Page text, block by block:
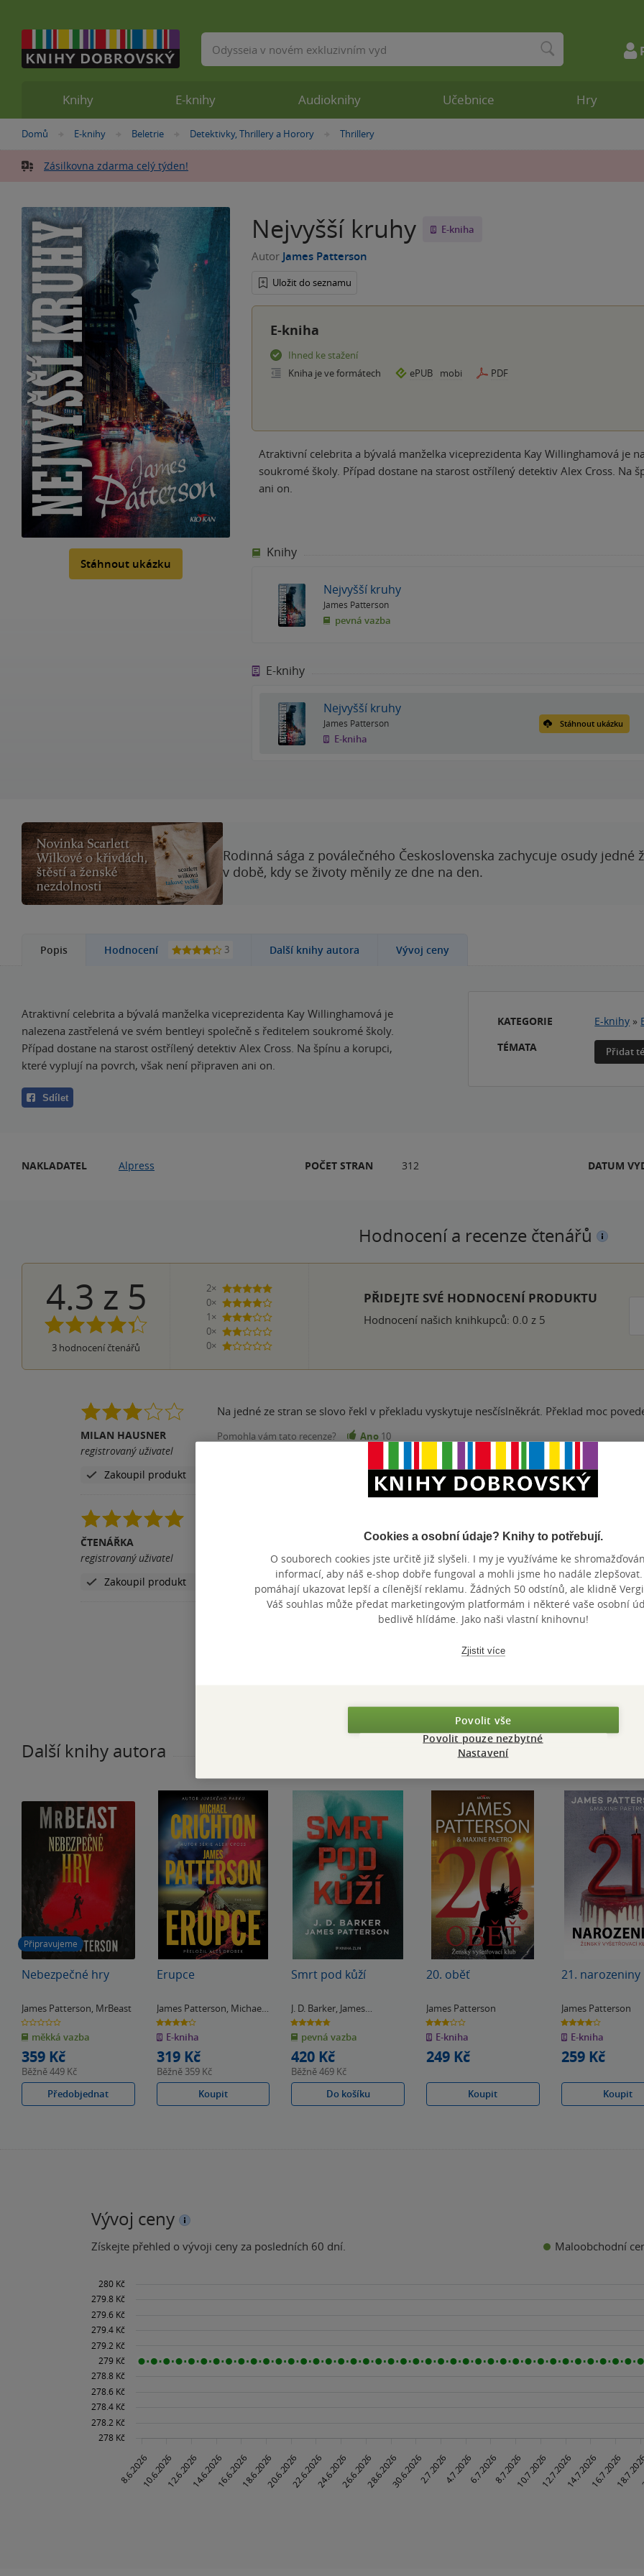
Nacházíte
zde:
Domů »
E-knihy »
Beletrie »
Detektivky, Thrillery a Horory »
Thrillery
Zásilkovna zdarma celý týden!
Stáhnout ukázku
Nejvyšší kruhy E-kniha
Autor James Patterson
Uložit do seznamu
E-kniha
Ihned ke stažení
Kniha je ve formátech
ePUB mobi PDF
Atraktivní celebrita a bývalá manželka viceprezidenta Kay Willinghamová je
soukromé školy. Případ dostane na starost ostřílený detektiv Alex Cross. Na
ani on.
Knihy
Nejvyšší kruhy
James Patterson
pevná vazba
E-knihy
Nejvyšší kruhy
James Patterson
E-kniha
Stáhnout ukázku
Rodinná sága z poválečného Československa zachycuje osudy jedné
v době, kdy se životy měnily ze dne na den.
Popis Hodnocení 3 Další knihy autora Vývoj ceny
Atraktivní celebrita a bývalá manželka viceprezidenta Kay Willinghamová je
nalezena zastřelená ve svém bentleyi společně s ředitelem soukromé školy.
Případ dostane na starost ostřílený detektiv Alex Cross. Na špínu a korupci,
které vyplují na povrch, však není připraven ani on.
Sdílet
KATEGORIE E-knihy »
TÉMATA
Přidat
NAKLADATEL Alpress POČET STRAN 312 DATUM
Hodnocení a recenze čtenářů
4.3 z 5
3 hodnocení čtenářů
2×
5 hvězdiček
0×
4 hvězdičky
1×
3 hvězdičky
0×
2 hvězdičky
0×
1 hvezdička
PŘIDEJTE SVÉ HODNOCENÍ PRODUKTU
Hodnocení našich knihkupců: 0.0 z 5
MILAN HAUSNER
registrovaný uživatel
Zakoupil produkt
Na jedné ze stran se slovo řekl v překladu vyskytuje nesčíslněkrát. Překlad moc
Pomohla vám tato recenze? Ano 10
ČTENÁŘKA
registrovaný uživatel
Zakoupil produkt
Kniha se mi četla velice dobře, mám ráda tento druh literatury a zvláště Alexe
dopadnou jinak? To je otázka, na kterou najdete odpověď po přečtení.
Pomohla vám tato recenze? Ano7
Další knihy autora
Připravujeme
Nebezpečné hry
James Patterson, MrBeast
0.0
z
5
hvězdiček
měkká vazba
359 Kč
Běžně449 Kč
Předobjednat
Erupce
James Patterson, Michael
Crichton
4.2
z
5
hvězdiček
E-kniha
319 Kč
Běžně 359 Kč
Koupit
Smrt pod kůží
J. D. Barker, James
Patterson
4.8
z
5
hvězdiček
pevná vazba
420 Kč
Běžně469 Kč
Do košíku
20. oběť
James Patterson
3.0
z
5
hvězdiček
E-kniha
249 Kč
Koupit
21. narozeniny
James Patterson
4.0
z
5
hvězdiček
E-kniha
259 Kč
Koupit
Vývoj ceny
Získejte přehled o vývoji ceny za posledních 60 dní. Maloobchodní
Knihy E-knihy Audioknihy Učebnice Hry
Vyhledávání
Cookies a osobní údaje? Knihy to potřebují.
O souborech cookies jste určitě již slyšeli. I my je využíváme ke
informací, aby náš e-shop dobře fungoval a mohli jsme ho nadále zlepšovat.
pomáhají ukazovat lepší a cílenější reklamu. Žádných 50 odstínů, ale klidně
Váš souhlas může předat marketingovým platformám i některé vaše osobní
bedlivě hlídáme. Jako naši vlastní knihovnu!
Zjistit více
Povolit vše
Povolit pouze nezbytné
Nastavení